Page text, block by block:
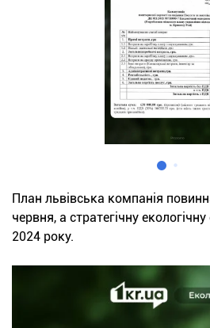
План львівська компанія
червня, а стратегічну
2024 року.